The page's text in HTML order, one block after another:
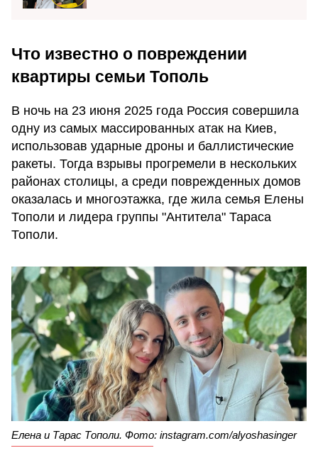
Что известно о повреждении
квартиры семьи Тополь
В ночь на 23 июня 2025 года Россия совершила
одну из самых массированных атак на Киев,
использовав ударные дроны и баллистические
ракеты. Тогда взрывы прогремели в нескольких
районах столицы, а среди поврежденных домов
оказалась и многоэтажка, где жила семья Елены
Тополи и лидера группы "Антитела" Тараса
Тополи.
Елена и Тарас Тополи. Фото: instagram.com/alyoshasinger